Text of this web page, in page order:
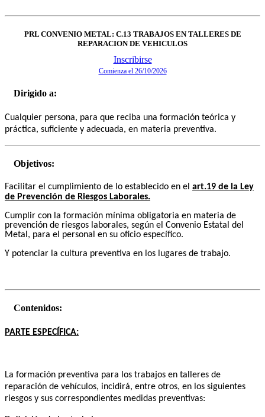
PRL CONVENIO METAL: C.13 TRABAJOS EN TALLERES DE
REPARACION DE VEHICULOS
Inscribirse
Comienza el 26/10/2026
Dirigido a:
Cualquier persona, para que reciba una formación teórica y
práctica, suficiente y adecuada, en materia preventiva.
Objetivos:
Facilitar el cumplimiento de lo establecido en el art.19 de la Ley
de Prevención de Riesgos Laborales.
Cumplir con la formación mínima obligatoria en materia de
prevención de riesgos laborales, según el Convenio Estatal del
Metal, para el personal en su oficio específico.
Y potenciar la cultura preventiva en los lugares de trabajo.
Contenidos:
PARTE ESPECÍFICA:
La formación preventiva para los trabajos en talleres de
reparación de vehículos, incidirá, entre otros, en los siguientes
riesgos y sus correspondientes medidas preventivas: